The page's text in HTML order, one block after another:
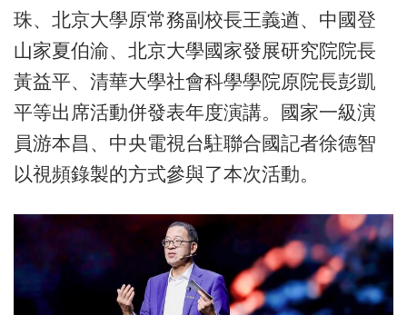
珠、北京大學原常務副校長王義遒、中國登
山家夏伯渝、北京大學國家發展研究院院長
黃益平、清華大學社會科學學院原院長彭凱
平等出席活動併發表年度演講。國家一級演
員游本昌、中央電視台駐聯合國記者徐德智
以視頻錄製的方式參與了本次活動。